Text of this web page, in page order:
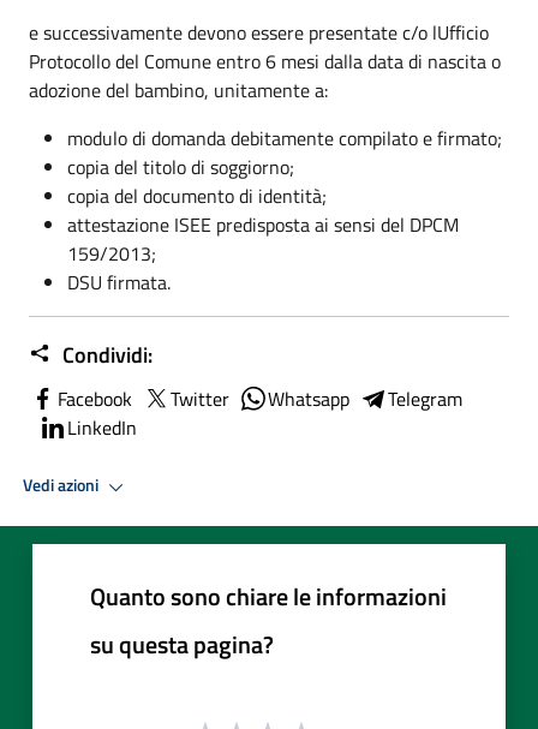
e successivamente devono essere presentate c/o lUfficio
Protocollo del Comune entro 6 mesi dalla data di nascita o
adozione del bambino, unitamente a:
modulo di domanda debitamente compilato e firmato;
copia del titolo di soggiorno;
copia del documento di identità;
attestazione ISEE predisposta ai sensi del DPCM
159/2013;
DSU firmata.
Condividi:
Facebook Twitter Whatsapp
Telegram
LinkedIn
Vedi azioni
Quanto sono chiare le informazioni
su questa pagina?